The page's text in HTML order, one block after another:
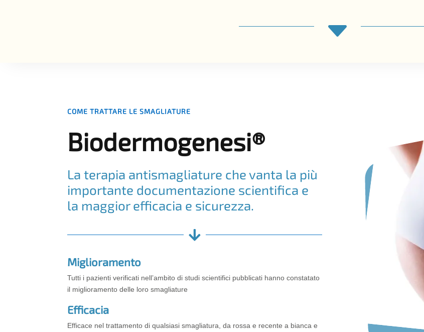
C
COME TRATTARE LE SMAGLIATURE
Biodermogenesi®
La terapia antismagliature che vanta la più
importante documentazione scientifica e
la maggior efficacia e sicurezza.

Miglioramento
Tutti i pazienti verificati nell’ambito di studi scientifici pubblicati hanno constatato
il miglioramento delle loro smagliature
Efficacia
Efficace nel trattamento di qualsiasi smagliatura, da rossa e recente a bianca e